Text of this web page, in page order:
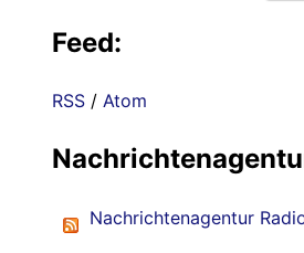
Feed:
RSS / Atom
Nachrichtenagentur